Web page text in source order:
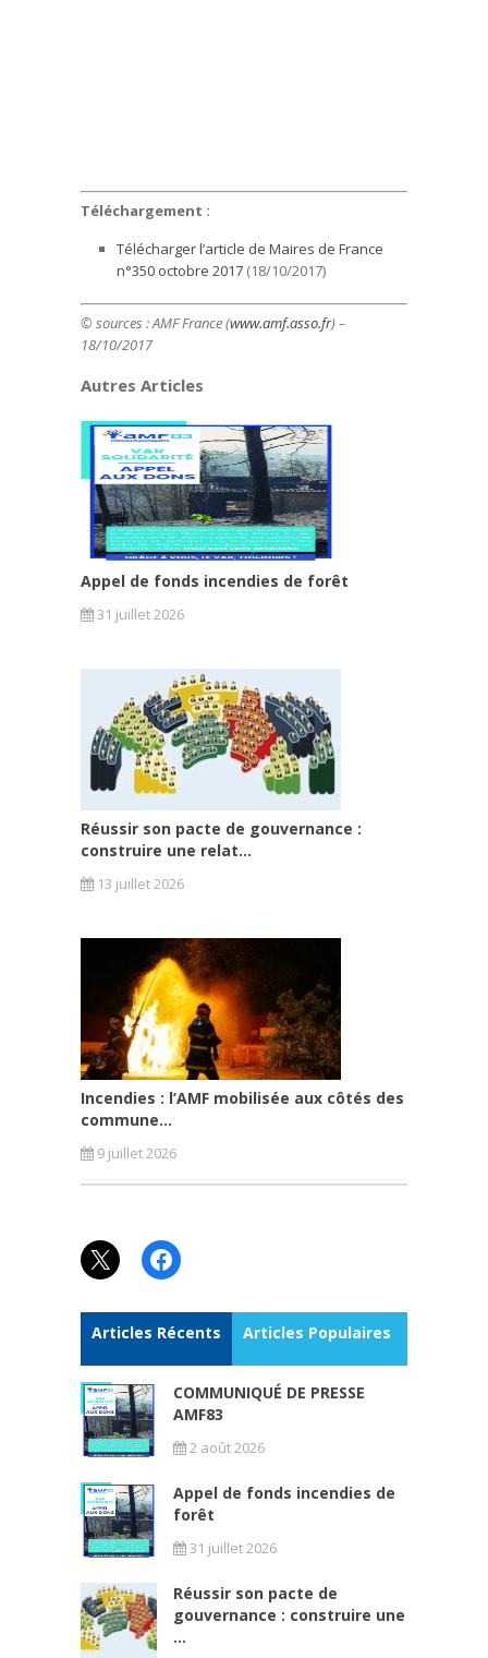
Téléchargement :
Télécharger l’article de Maires de France
n°350 octobre 2017 (18/10/2017)
© sources :AMF France (www.amf.asso.fr) –
18/10/2017
Autres Articles
Appel de fonds incendies de forêt
31 juillet 2026
Réussir son pacte de gouvernance :
construire une relat...
13 juillet 2026
Incendies : l’AMF mobilisée aux côtés des
commune...
9 juillet 2026
X Facebook
Articles Récents Articles Populaires
COMMUNIQUÉ DE PRESSE
AMF83
2 août 2026
Appel de fonds incendies de
forêt
31 juillet 2026
Réussir son pacte de
gouvernance : construire une
...